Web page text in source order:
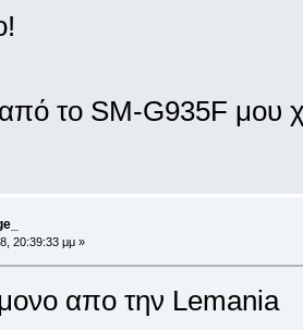
το SM-G935F μου
20:39:33 μμ »
απο την Lemania